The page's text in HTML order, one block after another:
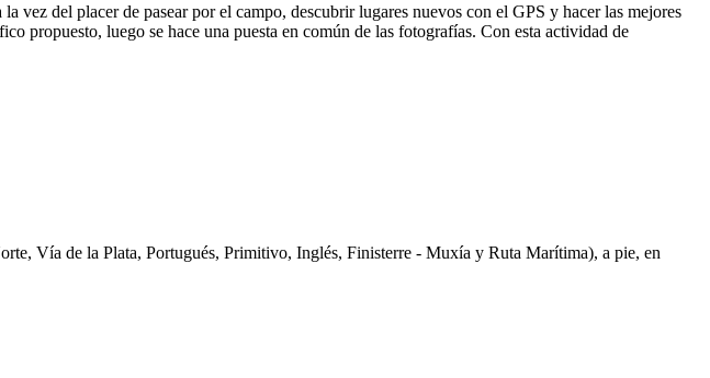
vez del placer de pasear por el campo, descubrir lugares nuevos con el GPS y hacer las mejores
propuesto, luego se hace una puesta en común de las fotografías. Con esta actividad de
Vía de la Plata, Portugués, Primitivo, Inglés, Finisterre - Muxía y Ruta Marítima), a pie, en